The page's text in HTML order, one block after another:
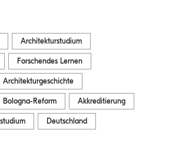
Architekturstudium
Forschendes Lernen
Architekturgeschichte
Bologna-Reform Akkreditierung
Deutschland